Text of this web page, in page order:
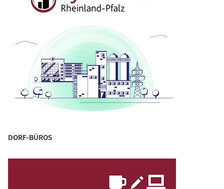
DORF-BÜROS